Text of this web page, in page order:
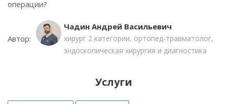
операции?
Автор:
Чадин Андрей Васильевич
хирург 2 категории, ортопед-травматолог,
эндоскопическая хирургия и диагностика
Услуги